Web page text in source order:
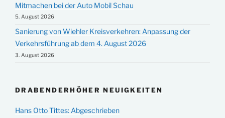
Mitmachen bei der Auto Mobil Schau
5. August 2026
Sanierung von Wiehler Kreisverkehren: Anpassung der
Verkehrsführung ab dem 4. August 2026
3. August 2026
DRABENDERHÖHER NEUIGKEITEN
Hans Otto Tittes: Abgeschrieben